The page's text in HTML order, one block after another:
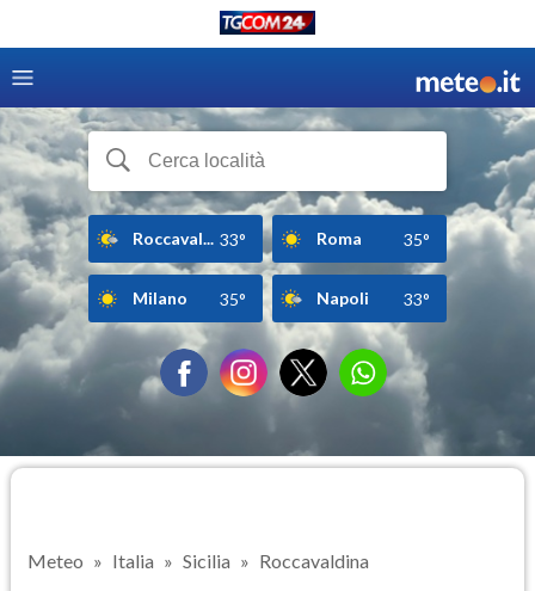
Roccaval... 33° Roma 35°
Milano 35° Napoli 33°
Meteo Italia Sicilia Roccavaldina